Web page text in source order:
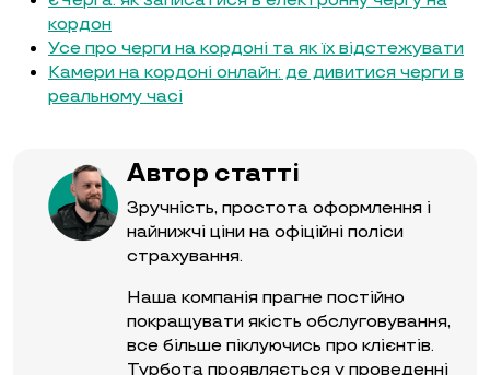
кордон
Усе про черги на кордоні та як їх відстежувати
Камери на кордоні онлайн: де дивитися черги в
реальному часі
Автор статті
Зручність, простота оформлення і
найнижчі ціни на офіційні поліси
страхування.
Наша компанія прагне постійно
покращувати якість обслуговування,
все більше піклуючись про клієнтів.
Турбота проявляється у проведенні